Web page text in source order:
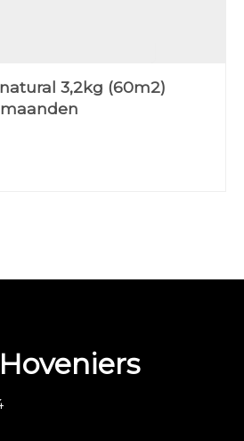
3,2kg (60m2)